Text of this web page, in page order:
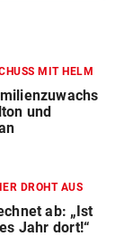
MIT HELM
und
DROHT AUS
ab: „Ist
Jahr dort!“